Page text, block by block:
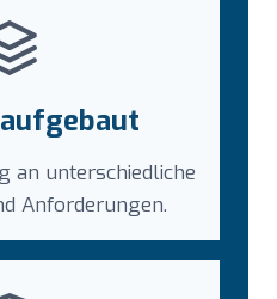
an unterschiedliche
Anforderungen.